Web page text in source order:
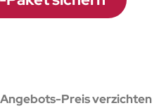
Preis verzichten